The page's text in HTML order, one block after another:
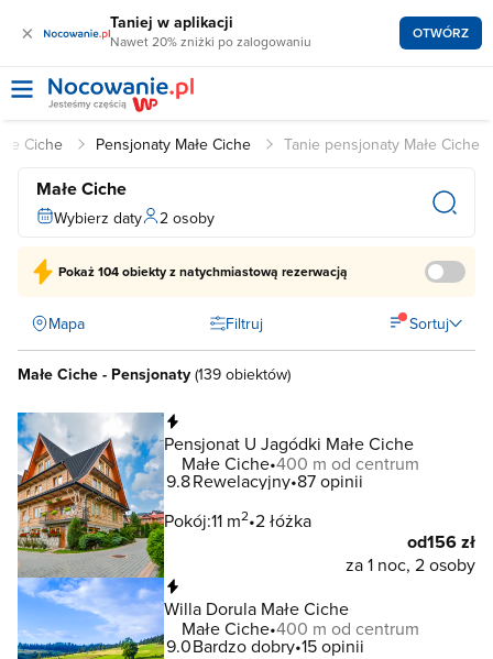
× Taniej w aplikacji
Nawet 20% zniżki po zalogowaniu OTWÓRZ
Ciche Pensjonaty Małe Ciche Tanie pensjonaty Małe Ciche
Małe Ciche
Wybierz daty 2 osoby
Pokaż104 obiektyz natychmiastową rezerwacją
Mapa Filtruj Sortuj
Małe Ciche - Pensjonaty (139 obiektów)
Pensjonat U Jagódki Małe Ciche
Małe Ciche 400 m od centrum
9.8Rewelacyjny 87 opinii
Pokój:11 m2 2 łóżka
od156 zł
za 1 noc, 2 osoby
Willa Dorula Małe Ciche
Małe Ciche 400 m od centrum
9.0Bardzo dobry 15 opinii